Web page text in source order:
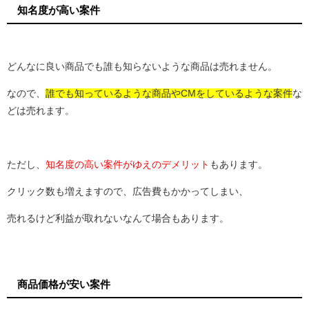
知名度が高い案件
どんなに良い商品でも誰も知らないような商品は売れません。
なので、 誰でも知っているような商品やCMをしているような案件な
どは売れます。
ただし、 知名度の高い案件がゆえのデメリット もあります。
クリック数も増えますので、広告費もかかってしまい、
売れるけど利益が取れないなんて場合もあります。
商品価格が安い案件